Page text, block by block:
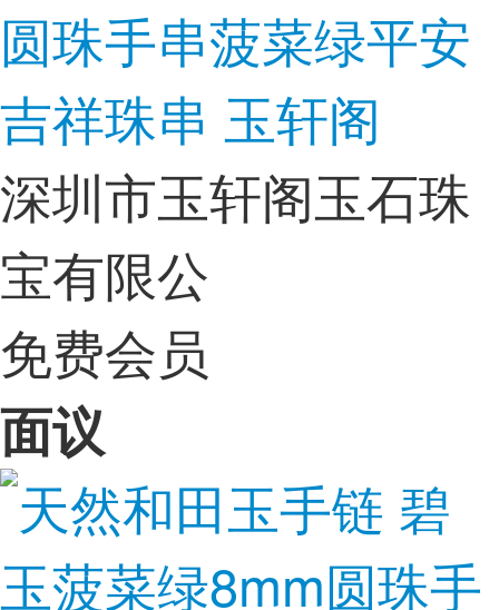
圆珠手串菠菜绿平安
吉祥珠串 玉轩阁
深圳市玉轩阁玉石珠
宝有限公
免费会员
面议